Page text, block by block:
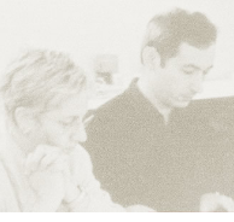
contingut